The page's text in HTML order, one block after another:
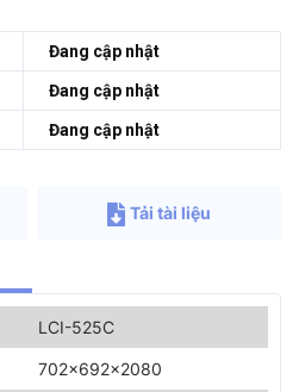
Đang cập nhật
Đang cập nhật
Đang cập nhật
Tải tài liệu
LCI-525C
702x692x2080